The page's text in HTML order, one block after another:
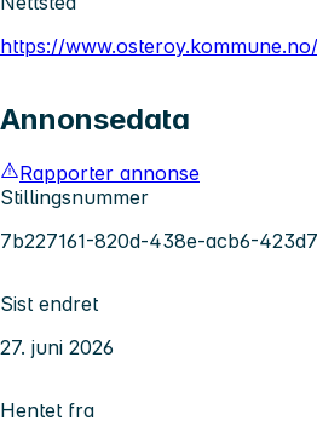
https://www.osteroy.kommune.no/
Annonsedata
Rapporter annonse
Stillingsnummer
7b227161-820d-438e-acb6-
Sist endret
27. juni 2026
Hentet fra